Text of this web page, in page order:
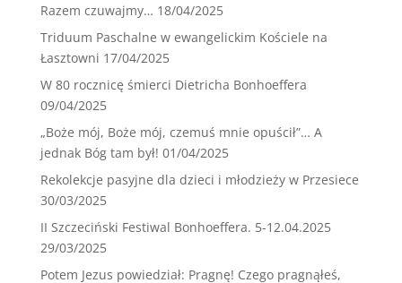
Razem czuwajmy… 18/04/2025
Triduum Paschalne w ewangelickim Kościele na
Łasztowni 17/04/2025
W 80 rocznicę śmierci Dietricha Bonhoeffera
09/04/2025
„Boże mój, Boże mój, czemuś mnie opuścił”… A
jednak Bóg tam był! 01/04/2025
Rekolekcje pasyjne dla dzieci i młodzieży w Przesiece
30/03/2025
II Szczeciński Festiwal Bonhoeffera. 5-12.04.2025
29/03/2025
Potem Jezus powiedział: Pragnę! Czego pragnąłeś,